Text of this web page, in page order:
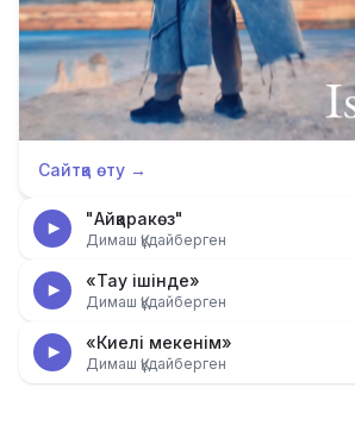
Сайтқа өту →
"Айқаракөз"
Димаш Құдайберген
«Тау ішінде»
Димаш Құдайберген
«Киелі мекенім»
Димаш Құдайберген